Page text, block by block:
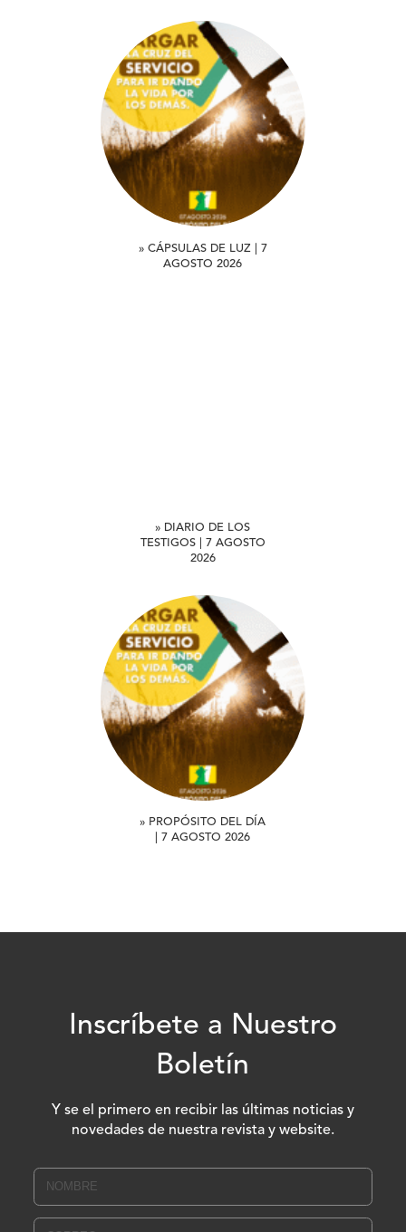
» CÁPSULAS DE LUZ | 7
AGOSTO 2026
» DIARIO DE LOS
TESTIGOS | 7 AGOSTO
2026
» PROPÓSITO DEL DÍA
| 7 AGOSTO 2026
Inscríbete a Nuestro
Boletín
Y se el primero en recibir las últimas noticias y
novedades de nuestra revista y website.